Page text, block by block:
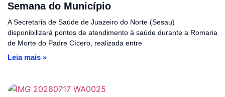
Semana do Município
A Secretaria de Saúde de Juazeiro do Norte (Sesau)
disponibilizará pontos de atendimento à saúde durante a Romaria
de Morte do Padre Cícero, realizada entre
Leia mais »